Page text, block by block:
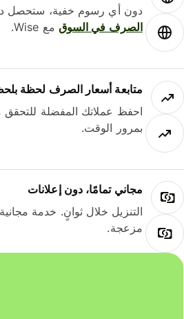
دون أي رسوم خفية، ستحصل
الصرف في السوقمع Wise.
متابعة أسعار الصرف لحظة بلحظة
احفظ عملاتك المفضلة للتحقق
بمرور الوقت.
مجاني تمامًا، دون إعلانات
التنزيل خلال ثوانٍ. خدمة مجانية
مزعجة.